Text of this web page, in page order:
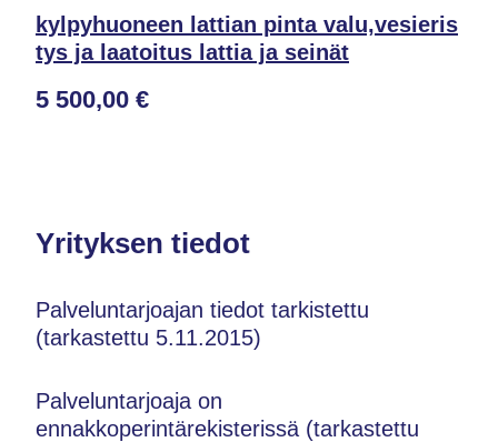
kylpyhuoneen lattian pinta valu,vesieris
tys ja laatoitus lattia ja seinät
5 500,00 €
Yrityksen tiedot
Palveluntarjoajan tiedot tarkistettu
(tarkastettu 5.11.2015)
Palveluntarjoaja on
ennakkoperintärekisterissä (tarkastettu